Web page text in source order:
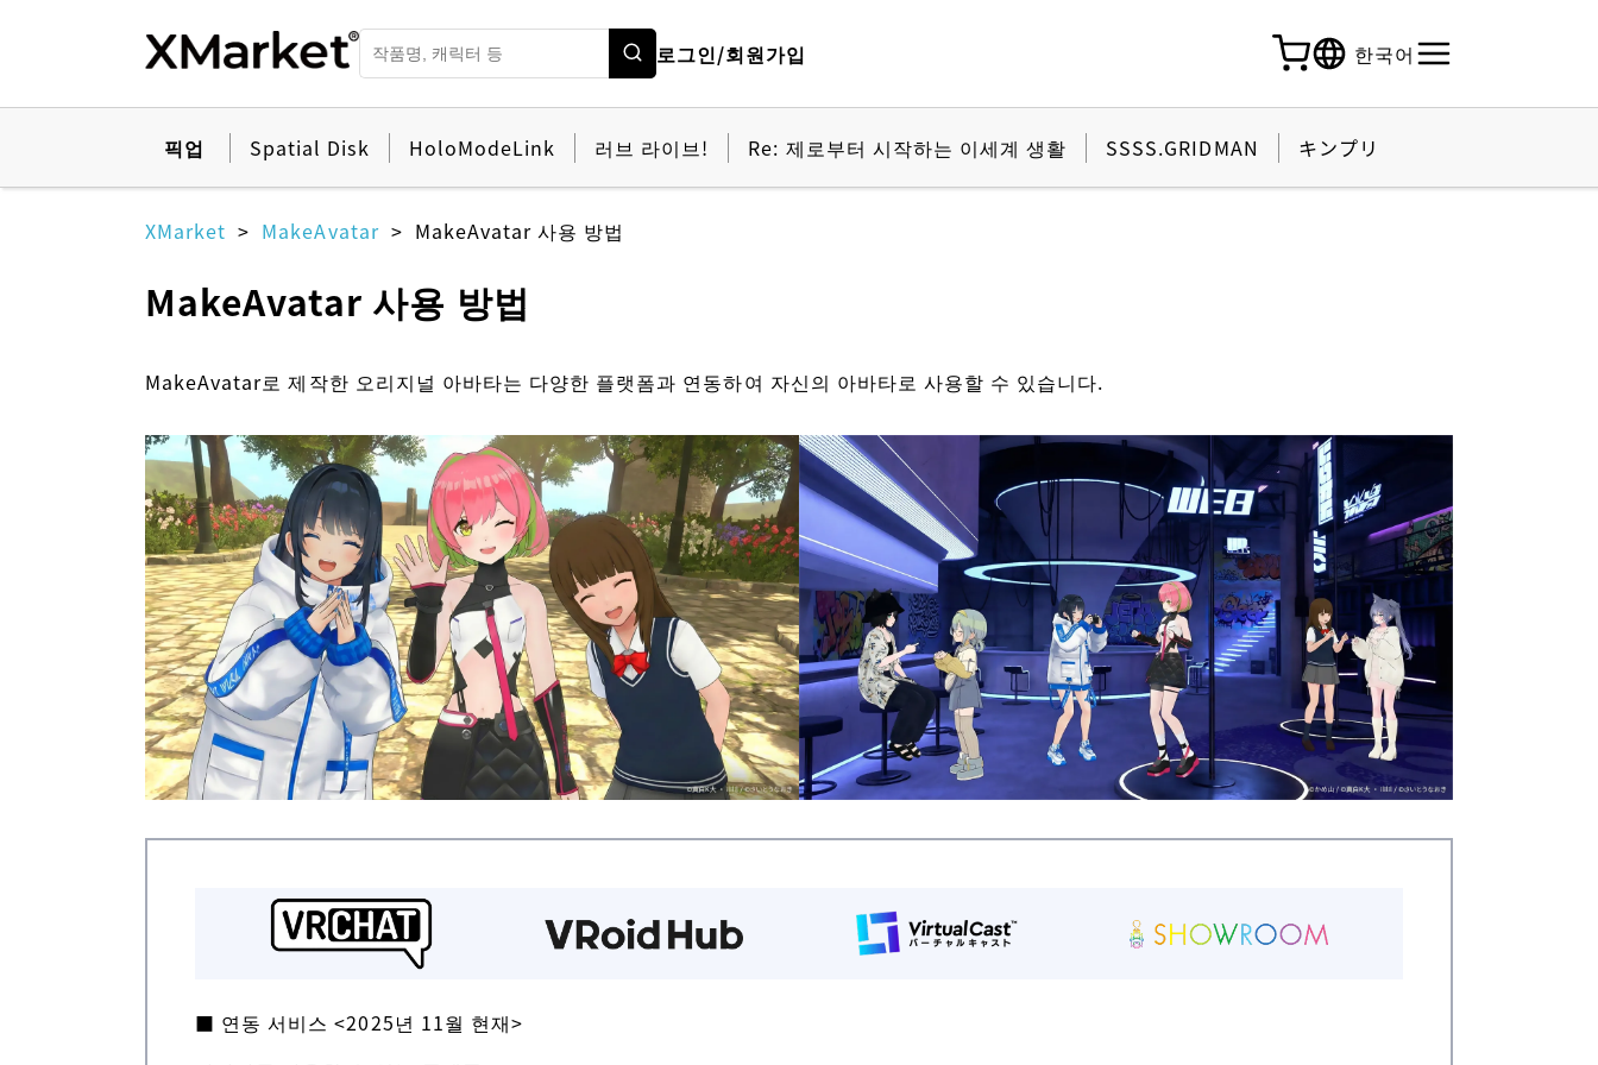
로그인/회원가입 한국어
픽업 Spatial Disk HoloModeLink 러브 라이브! Re: 제로부터 시작하는 이세계 생활 SSSS.GRIDMAN キンプリ
XMarket MakeAvatar MakeAvatar 사용 방법
MakeAvatar 사용 방법
MakeAvatar로 제작한 오리지널 아바타는 다양한 플랫폼과 연동하여 자신의 아바타로 사용할 수 있습니다.
■ 연동 서비스 <2025년 11월 현재>